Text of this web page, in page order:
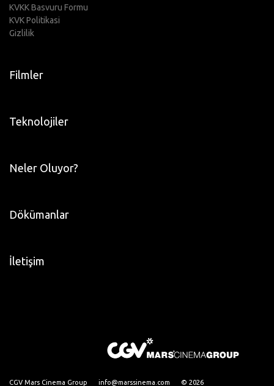
KVKK Basvuru Formu
KVK Politikasi
Gizlilik
Filmler
Teknolojiler
Neler Oluyor?
Dökümanlar
İletişim
CGV Mars Cinema Group info@marssinema.com © 2026